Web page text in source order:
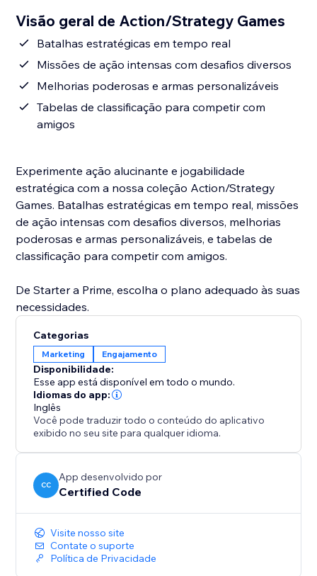
Visão geral de Action/Strategy Games
Batalhas estratégicas em tempo real
Missões de ação intensas com desafios diversos
Melhorias poderosas e armas personalizáveis
Tabelas de classificação para competir com
amigos
Experimente ação alucinante e jogabilidade
estratégica com a nossa coleção Action/Strategy
Games. Batalhas estratégicas em tempo real, missões
de ação intensas com desafios diversos, melhorias
poderosas e armas personalizáveis, e tabelas de
classificação para competir com amigos.
De Starter a Prime, escolha o plano adequado às suas
necessidades.
Categorias
Marketing Engajamento
Disponibilidade:
Esse app está disponível em todo o mundo.
Idiomas do app:
Inglês
Você pode traduzir todo o conteúdo do aplicativo
exibido no seu site para qualquer idioma.
CC
App desenvolvido por
Certified Code
Visite nosso site
Contate o suporte
Política de Privacidade